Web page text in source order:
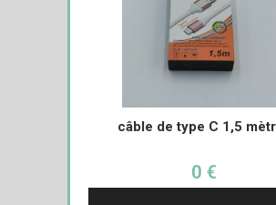
câble de type C 1,5
0 €